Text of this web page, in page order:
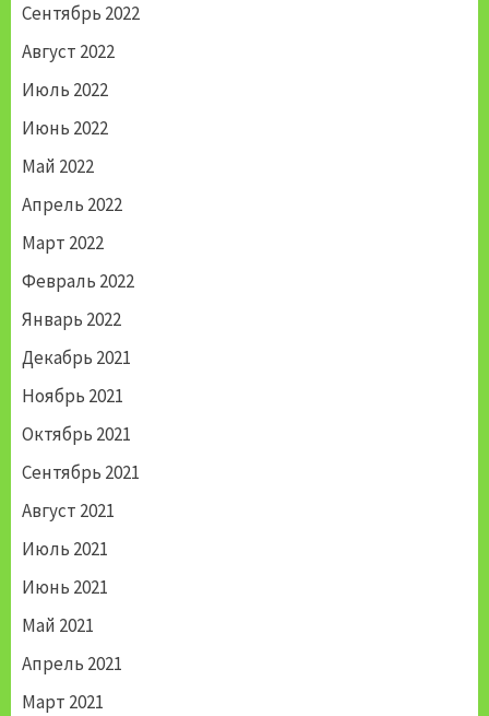
Сентябрь 2022
Август 2022
Июль 2022
Июнь 2022
Май 2022
Апрель 2022
Март 2022
Февраль 2022
Январь 2022
Декабрь 2021
Ноябрь 2021
Октябрь 2021
Сентябрь 2021
Август 2021
Июль 2021
Июнь 2021
Май 2021
Апрель 2021
Март 2021